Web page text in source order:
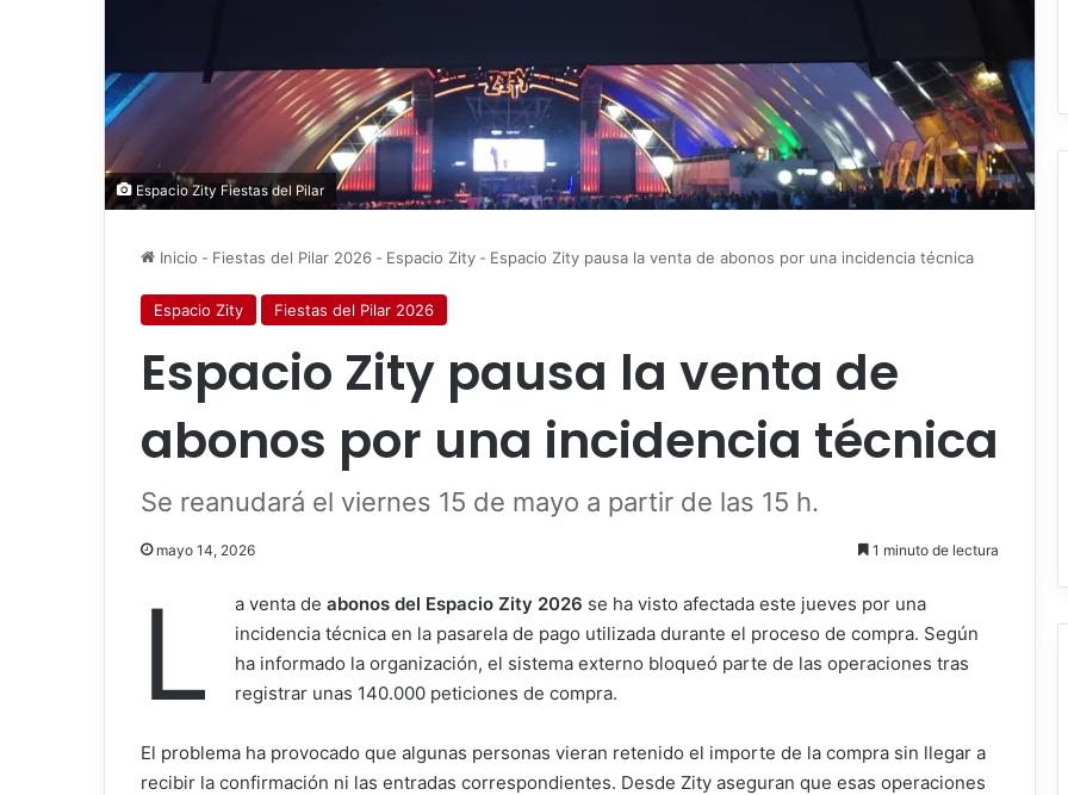
Espacio Zity Fiestas del Pilar
Inicio - Fiestas del Pilar 2026 - Espacio Zity - Espacio Zity pausa la venta de abonos por una incidencia técnica
Espacio Zity Fiestas del Pilar 2026
Espacio Zity pausa la venta de
abonos por una incidencia técnica
Se reanudará el viernes 15 de mayo a partir de las 15 h.
mayo 14, 2026 1 minuto de lectura
L a venta de abonos del Espacio Zity 2026 se ha visto afectada este jueves por una
incidencia técnica en la pasarela de pago utilizada durante el proceso de compra. Según
ha informado la organización, el sistema externo bloqueó parte de las operaciones tras
registrar unas 140.000 peticiones de compra.
El problema ha provocado que algunas personas vieran retenido el importe de la compra sin llegar a
recibir la confirmación ni las entradas correspondientes. Desde Zity aseguran que esas operaciones